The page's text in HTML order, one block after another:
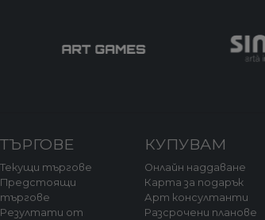
ТЪРГОВЕ
Текущи търгове
Предстоящи
търгове
Резултати от
КУПУВАМ
Онлайн наддаване
Карта за подарък
Арт консултанти
Разсрочени планове